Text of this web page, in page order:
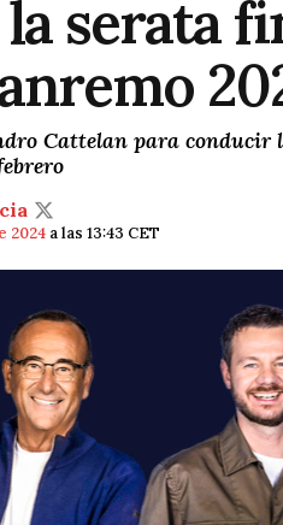
serata
Cattelan para conducir
2024 a las 13:43 CET